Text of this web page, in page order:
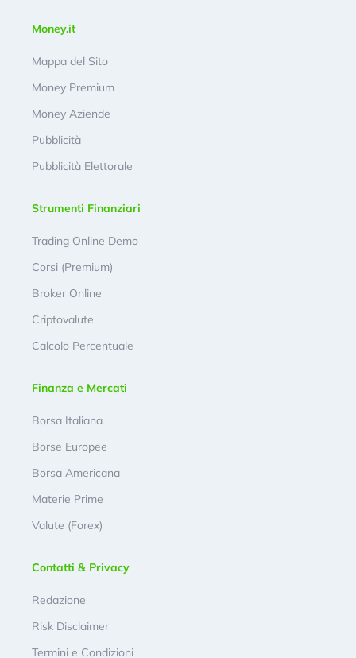
Money.it
Mappa del Sito
Money Premium
Money Aziende
Pubblicità
Pubblicità Elettorale
Strumenti Finanziari
Trading Online Demo
Corsi (Premium)
Broker Online
Criptovalute
Calcolo Percentuale
Finanza e Mercati
Borsa Italiana
Borse Europee
Borsa Americana
Materie Prime
Valute (Forex)
Contatti & Privacy
Redazione
Risk Disclaimer
Termini e Condizioni